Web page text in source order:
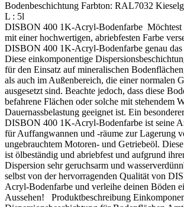
Bodenbeschichtung Farbton: RAL7032
L : 5l
DISBON 400 1K-Acryl-Bodenfarbe Möchtest
mit einer hochwertigen, abriebfesten Farbe
DISBON 400 1K-Acryl-Bodenfarbe genau
Diese einkomponentige
für den Einsatz auf mineralischen
als auch im Außenbereich, die einer normalen
ausgesetzt sind. Beachte jedoch, dass diese
befahrene Flächen oder solche mit stehendem
Dauernassbelastung geeignet ist. Ein
DISBON 400 1K-Acryl-Bodenfarbe ist seine
für Auffangwannen und -räume zur Lagerung
ungebrauchtem Motoren- und Getriebeöl.
ist ölbeständig und abriebfest und aufgrund
Dispersion sehr geruchsarm und
selbst von der hervorragenden Qualität von
Acryl-Bodenfarbe und verleihe deinen Böden
Aussehen! Produktbeschreibung